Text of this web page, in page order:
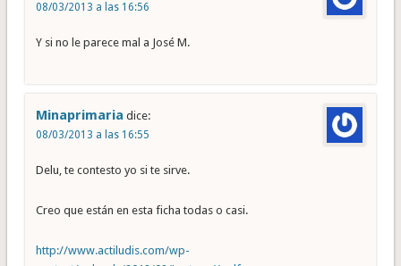
08/03/2013 a las 16:56
Y si no le parece mal a José M.
Minaprimaria dice:
08/03/2013 a las 16:55
Delu, te contesto yo si te sirve.
Creo que están en esta ficha todas o casi.
http://www.actiludis.com/wp-